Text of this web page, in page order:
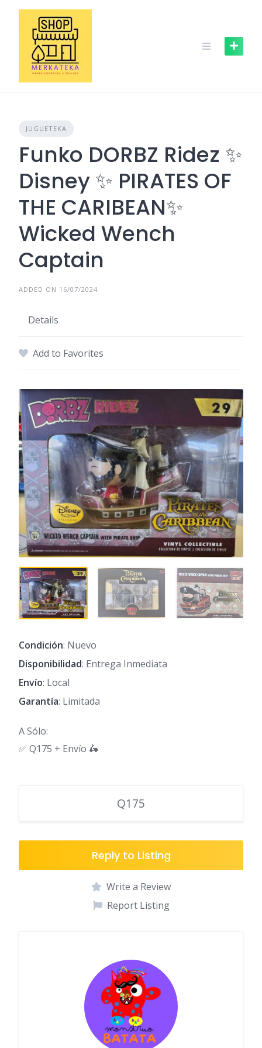
JUGUETEKA
Funko DORBZ Ridez ✨️
Disney ✨️ PIRATES OF
THE CARIBEAN✨️
Wicked Wench
Captain
ADDED ON 16/07/2024
Details
Add to Favorites
Condición: Nuevo
Disponibilidad: Entrega Inmediata
Envío: Local
Garantía: Limitada
A Sólo:
✅️ Q175 + Envío 🛵
Q175
Reply to Listing
Write a Review
Report Listing